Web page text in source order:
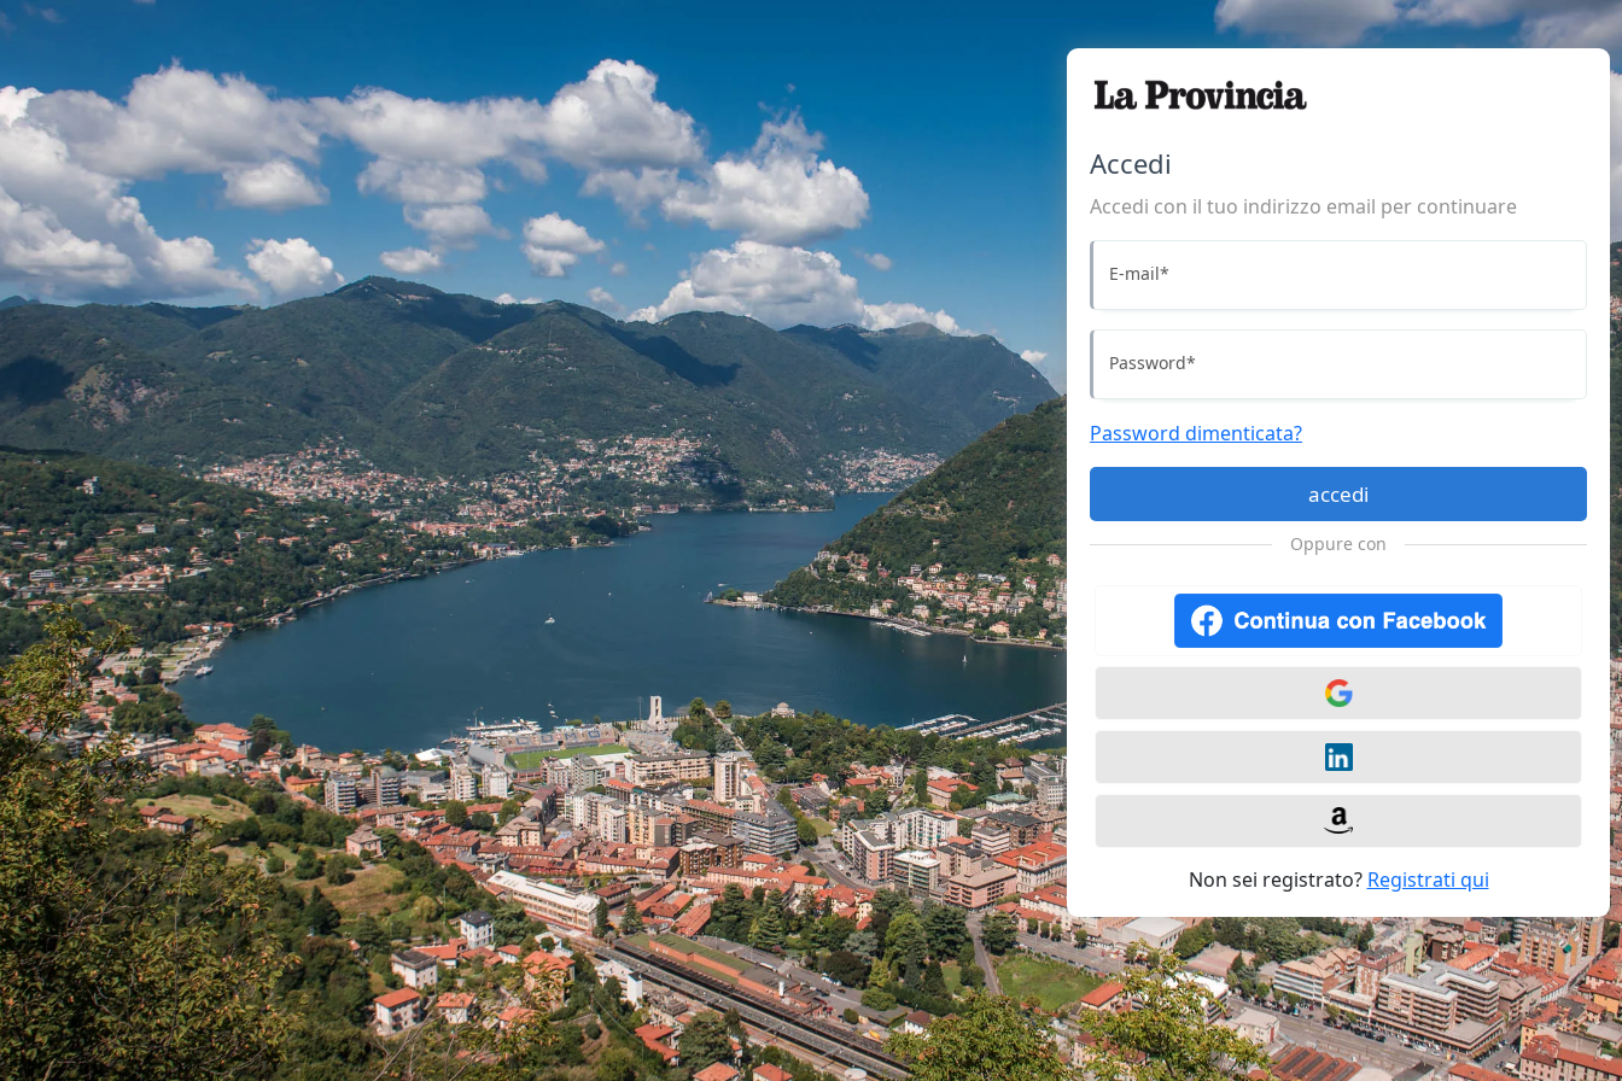
Accedi
Accedi con il tuo indirizzo email per continuare
E-mail*
Password*
Password dimenticata?
accedi
Oppure con
Non sei registrato? Registrati qui